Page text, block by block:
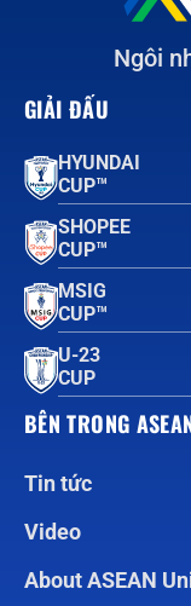
Ngôi
GIẢI ĐẤU
HYUNDAI
CUP™
SHOPEE
CUP™
MSIG
CUP™
U-23
CUP
BÊN TRONG
Tin tức
Video
About ASEAN